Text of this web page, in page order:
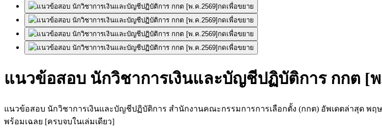
กดเพื่อขยาย
กดเพื่อขยาย
กดเพื่อขยาย
กดเพื่อขยาย
แนวข้อสอบ นักวิชาการเงินและบัญชีปฏิบัติการ กกต [พ
แนวข้อสอบ นักวิชาการเงินและบัญชีปฏิบัติการ สำนักงานคณะกรรมการการเลือกตั้ง (กกต) อัพเดตล่าสุด พ
พร้อมเฉลย [ครบจบในเล่มเดียว]